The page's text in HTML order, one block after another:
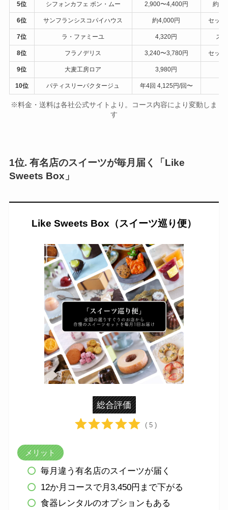
5位 シフォンカフェ ボン・ムー 2,900〜4,400円 約
6位 サンフランシスコパイハウス 約4,000円 セッ
7位 ラ・ファミーユ 4,320円 ス
8位 フラノデリス 3,240〜3,780円 セッ
9位 大麦工房ロア 3,980円
10位 パティスリーパクタージュ 年4回 4,125円/回〜
※料金・送料は各社公式サイトより。コース内容により変動しま
す
1位. 有名店のスイーツが毎月届く「Like
Sweets Box」
Like Sweets Box（スイーツ巡り便）
総合評価
( 5 )
メリット
毎月違う有名店のスイーツが届く
12か月コースで月3,450円まで下がる
食器レンタルのオプションもある